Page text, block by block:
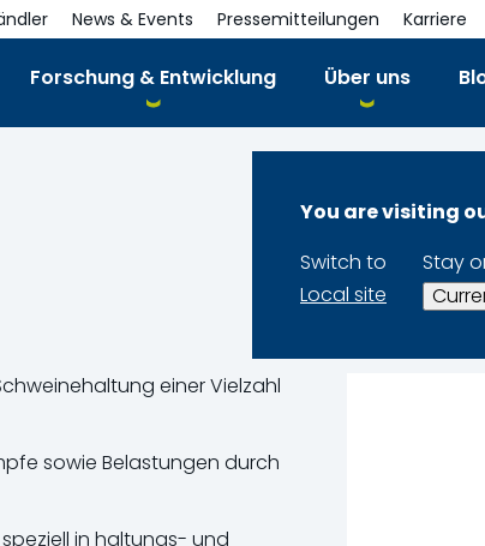
Forschung & Entwicklung Über uns
News & Events Pressemitteilungen Karriere
You are visiting
Switch to
Local site
Stay
einer Vielzahl
sowie Belastungen durch
in haltungs- und